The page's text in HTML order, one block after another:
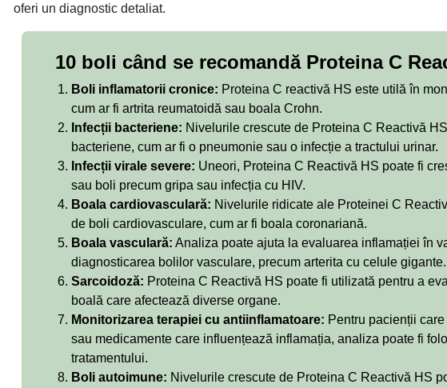
oferi un diagnostic detaliat.
10 boli când se recomandă Proteina C
Boli inflamatorii cronice: Proteina C reactivă HS este utilă în
cum ar fi artrita reumatoidă sau boala Crohn.
Infecții bacteriene: Nivelurile crescute de Proteina C Reactivă
bacteriene, cum ar fi o pneumonie sau o infecție a tractului urinar.
Infecții virale severe: Uneori, Proteina C Reactivă HS poate fi
sau boli precum gripa sau infecția cu HIV.
Boala cardiovasculară: Nivelurile ridicate ale Proteinei C
de boli cardiovasculare, cum ar fi boala coronariană.
Boala vasculară: Analiza poate ajuta la evaluarea inflamației în
diagnosticarea bolilor vasculare, precum arterita cu celule gigante.
Sarcoidoză: Proteina C Reactivă HS poate fi utilizată pentru a
boală care afectează diverse organe.
Monitorizarea terapiei cu antiinflamatoare: Pentru pacienții
sau medicamente care influențează inflamația, analiza poate fi
tratamentului.
Boli autoimune: Nivelurile crescute de Proteina C Reactivă HS